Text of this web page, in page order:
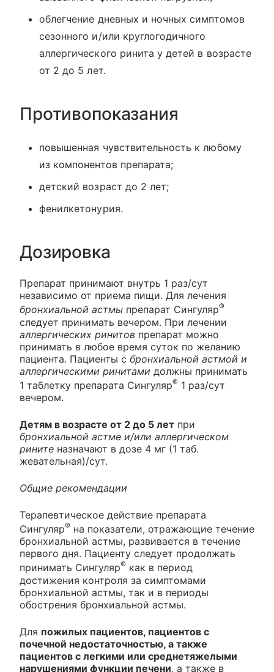
облегчение дневных и ночных симптомов
сезонного и/или круглогодичного
аллергического ринита у детей в возрасте
от 2 до 5 лет.
Противопоказания
повышенная чувствительность к любому
из компонентов препарата;
детский возраст до 2 лет;
фенилкетонурия.
Дозировка
Препарат принимают внутрь 1 раз/сут
независимо от приема пищи. Для лечения
бронхиальной астмы препарат Сингуляр®
следует принимать вечером. При лечении
аллергических ринитов препарат можно
принимать в любое время суток по желанию
пациента. Пациенты с бронхиальной астмой и
аллергическими ринитами должны принимать
1 таблетку препарата Сингуляр® 1 раз/сут
вечером.
Детям в возрасте от 2 до 5 лет при
бронхиальной астме и/или аллергическом
рините назначают в дозе 4 мг (1 таб.
жевательная)/сут.
Общие рекомендации
Терапевтическое действие препарата
Сингуляр® на показатели, отражающие течение
бронхиальной астмы, развивается в течение
первого дня. Пациенту следует продолжать
принимать Сингуляр® как в период
достижения контроля за симптомами
бронхиальной астмы, так и в периоды
обострения бронхиальной астмы.
Для пожилых пациентов, пациентов с
почечной недостаточностью, а также
пациентов с легкими или среднетяжелыми
нарушениями функции печени, а также в